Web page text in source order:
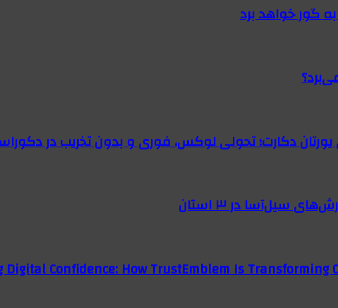
گور خواهد برد
دکارت؛ تحولی لوکس، فوری و بدون تخریب در
Confidence: How TrustEmblem Is